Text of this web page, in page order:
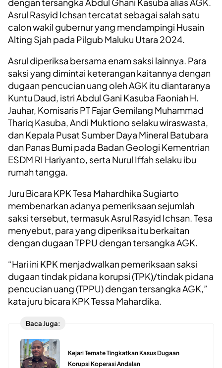
dengan tersangka Abdul Ghani Kasuba alias AGK.
Asrul Rasyid Ichsan tercatat sebagai salah satu
calon wakil gubernur yang mendampingi Husain
Alting Sjah pada Pilgub Maluku Utara 2024.
Asrul diperiksa bersama enam saksi lainnya. Para
saksi yang dimintai keterangan kaitannya dengan
dugaan pencucian uang oleh AGK itu diantaranya
Kuntu Daud, istri Abdul Gani Kasuba Faoniah H.
Jauhar, Komisaris PT Fajar Gemilang Muhammad
Thariq Kasuba, Andi Muktiono selaku wiraswasta,
dan Kepala Pusat Sumber Daya Mineral Batubara
dan Panas Bumi pada Badan Geologi Kementrian
ESDM RI Hariyanto, serta Nurul Iffah selaku ibu
rumah tangga.
Juru Bicara KPK Tesa Mahardhika Sugiarto
membenarkan adanya pemeriksaan sejumlah
saksi tersebut, termasuk Asrul Rasyid Ichsan. Tesa
menyebut, para yang diperiksa itu berkaitan
dengan dugaan TPPU dengan tersangka AGK.
“Hari ini KPK menjadwalkan pemeriksaan saksi
dugaan tindak pidana korupsi (TPK)/tindak pidana
pencucian uang (TPPU) dengan tersangka AGK,”
kata juru bicara KPK Tessa Mahardika.
Baca Juga:
Kejari Ternate Tingkatkan Kasus Dugaan
Korupsi Koperasi Andalan